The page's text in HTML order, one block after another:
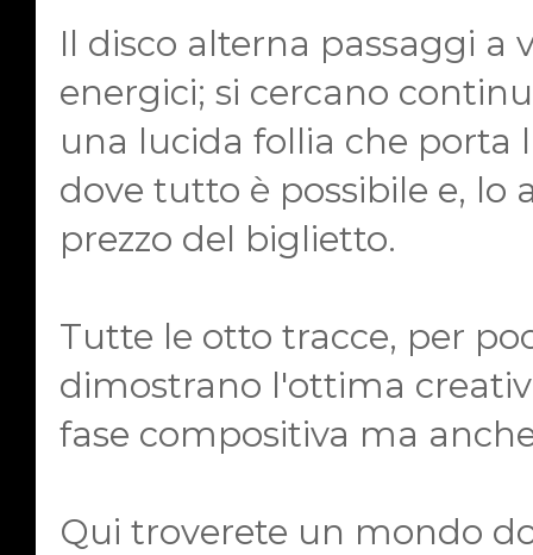
Il disco alterna passaggi a
energici; si cercano
una lucida follia che porta
dove tutto è possibile e, lo
prezzo del biglietto.
Tutte le otto tracce, per
dimostrano l'ottima
fase compositiva ma
Qui troverete un mondo